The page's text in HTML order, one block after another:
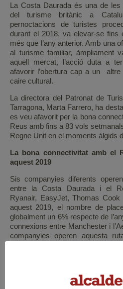
La Costa Daurada és una de les
del turisme britànic a
pernoctacions de turistes
durant el 2018, va elevar-se fins
més que l’any anterior. Amb una
al turisme familiar, àmpliament
aquell mercat, l’acció duta a
afavorir l’obertura cap a un
caire cultural.
La directora del Patronat de
Tarragona, Marta Farrero, ha
es veu afavorit per la bona
Reus amb fins a 83 vols
Regne Unit en el moments àlgids
La bona connectivitat amb el
aquest 2019
Sis companyies diferents
entre la Costa Daurada i el
Ryanair, EasyJet, Thomas
aquest 2019, el nombre de
globalment un 6% respecte de
connexions entre Manchester i
companyies operen aquesta
com a soci local d’aquest
promociona i comercialitza ja